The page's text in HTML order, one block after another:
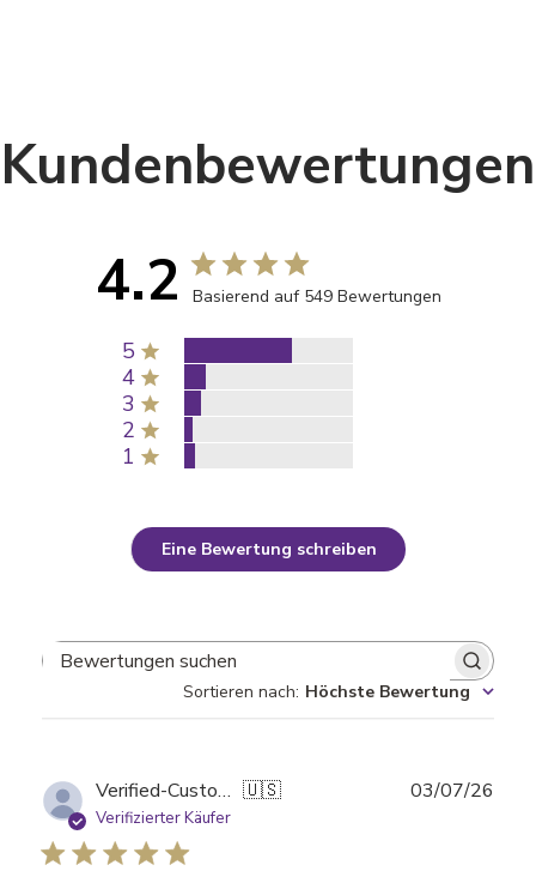
Kundenbewertungen
4.2 Basierend auf 549 Bewertungen
5
4
3
2
1
Eine Bewertung schreiben
Sortieren nach: Höchste Bewertung
Verified-Customer 🇺🇸
Verifizierter Käufer
03/07/26